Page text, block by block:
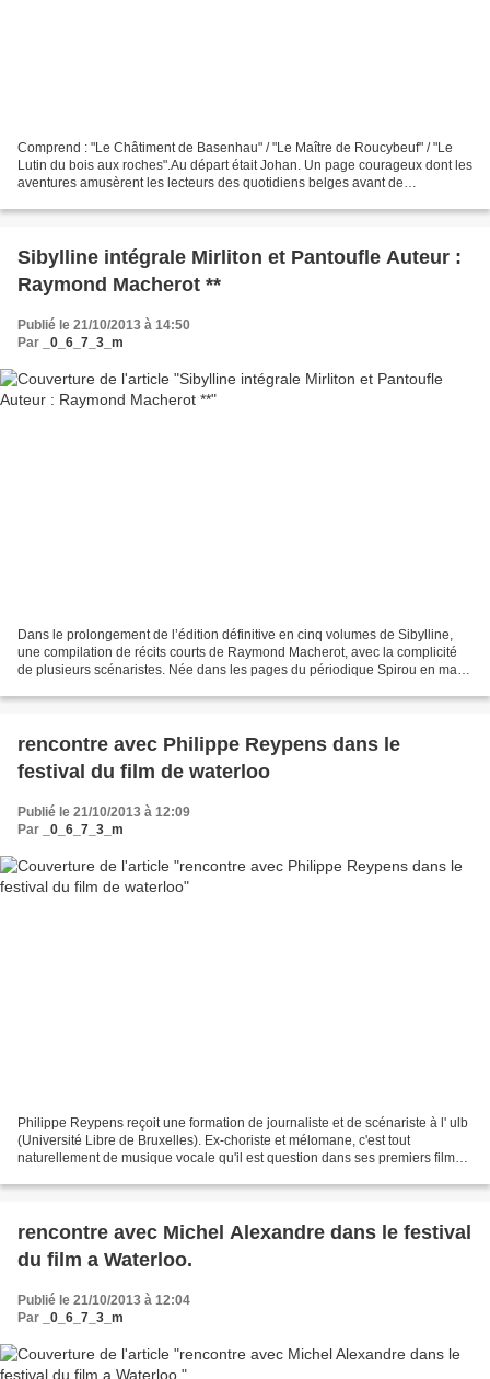
Comprend : "Le Châtiment de Basenhau" / "Le Maître de Roucybeuf" / "Le
Lutin du bois aux roches".Au départ était Johan. Un page courageux dont les
aventures amusèrent les lecteurs des quotidiens belges avant de
Sibylline intégrale Mirliton et Pantoufle Auteur :
Raymond Macherot **
Publié le 21/10/2013 à 14:50
Par
_0_6_7_3_m
Dans le prolongement de l’édition définitive en cinq volumes de Sibylline,
une compilation de récits courts de Raymond Macherot, avec la complicité
de plusieurs scénaristes. Née dans les pages du périodique Spirou en mars
rencontre avec Philippe Reypens dans le
festival du film de waterloo
Publié le 21/10/2013 à 12:09
Par
_0_6_7_3_m
Philippe Reypens reçoit une formation de journaliste et de scénariste à l' ulb
(Université Libre de Bruxelles). Ex-choriste et mélomane, c'est tout
naturellement de musique vocale qu'il est question dans ses premiers films.
rencontre avec Michel Alexandre dans le festival
du film a Waterloo.
Publié le 21/10/2013 à 12:04
Par
_0_6_7_3_m